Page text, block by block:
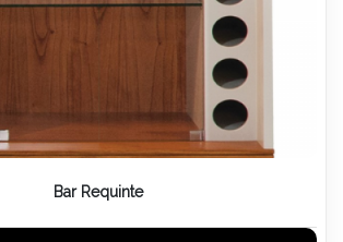
Bar Requinte